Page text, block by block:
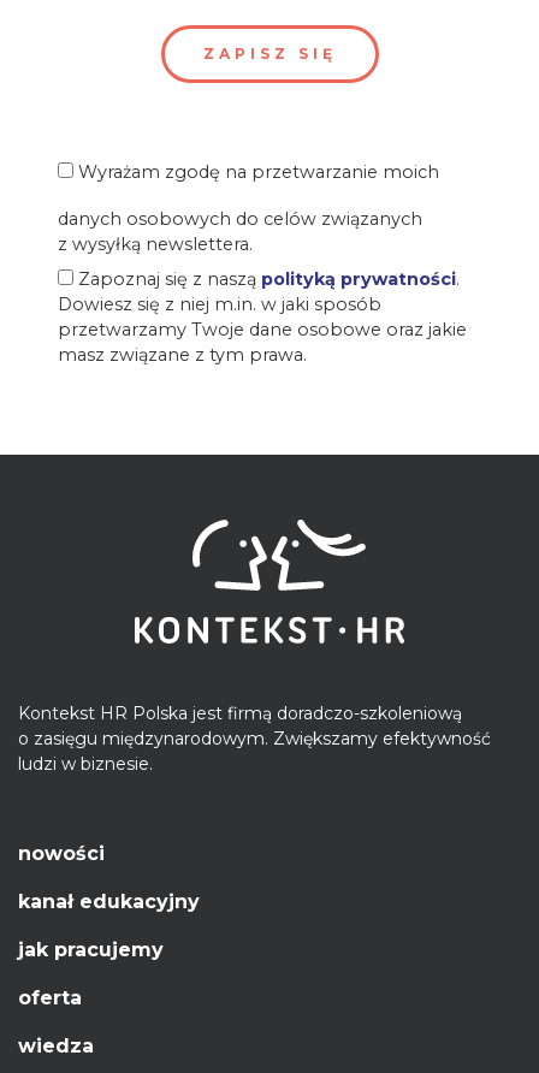
Wyrażam zgodę na przetwarzanie moich
danych osobowych do celów związanych
z wysyłką newslettera.
Zapoznaj się z naszą polityką prywatności.
Dowiesz się z niej m.in. w jaki sposób
przetwarzamy Twoje dane osobowe oraz jakie
masz związane z tym prawa.
Kontekst HR Polska jest firmą doradczo-szkoleniową
o zasięgu międzynarodowym. Zwiększamy efektywność
ludzi w biznesie.
nowości
kanał edukacyjny
jak pracujemy
oferta
wiedza